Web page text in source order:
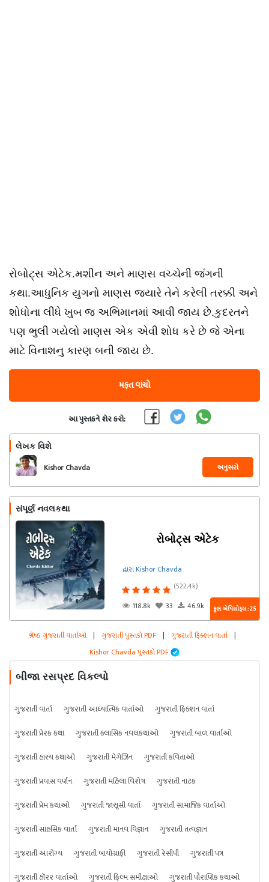
રોબોટ્સ એટેક.મશીન અને માણસ વચ્ચેની જંગની
કથા.આધુનિક યુગનો માણસ જ્યારે તેને કરેલી તરક્કી અને
શોધોના લીધે ખુબ જ અભિમાનમાં આવી જાય છે.કુદરતને
પણ ભુલી ગયેલો માણસ એક એવી શોધ કરે છે જે એના
માટે વિનાશનુ કારણ બની જાય છે.
મફત વાંચો
આ પુસ્તકને શેર કરો:
લેખક વિશે
Kishor Chavda અનુસરો
સંપૂર્ણ નવલકથા
રોબોટ્સ એટેક
દ્વારા Kishor Chavda
(522.4k)
118.8k
33 46.9k કુલ એપિસોડ્સ : 25
શ્રેષ્ઠ ગુજરાતી વાર્તાઓ | ગુજરાતી પુસ્તકો PDF | ગુજરાતી ફિક્શન વાર્તા |
Kishor Chavda પુસ્તકો PDF
બીજા રસપ્રદ વિકલ્પો
ગુજરાતી વાર્તા ગુજરાતી આધ્યાત્મિક વાર્તાઓ
ગુજરાતી ફિક્શન વાર્તા
ગુજરાતી પ્રેરક કથા
ગુજરાતી ક્લાસિક નવલકથાઓ
ગુજરાતી બાળ વાર્તાઓ
ગુજરાતી હાસ્ય કથાઓ
ગુજરાતી મેગેઝિન
ગુજરાતી કવિતાઓ
ગુજરાતી પ્રવાસ વર્ણન
ગુજરાતી મહિલા વિશેષ
ગુજરાતી નાટક
ગુજરાતી પ્રેમ કથાઓ
ગુજરાતી જાસૂસી વાર્તા
ગુજરાતી સામાજિક વાર્તાઓ
ગુજરાતી સાહસિક વાર્તા
ગુજરાતી માનવ વિજ્ઞાન
ગુજરાતી તત્વજ્ઞાન
ગુજરાતી આરોગ્ય
ગુજરાતી બાયોગ્રાફી ગુજરાતી રેસીપી
ગુજરાતી પત્ર
ગુજરાતી હૉરર વાર્તાઓ
ગુજરાતી ફિલ્મ સમીક્ષાઓ ગુજરાતી પૌરાણિક કથાઓ